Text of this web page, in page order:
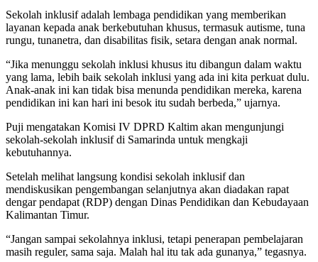
Sekolah inklusif adalah lembaga pendidikan yang memberikan
layanan kepada anak berkebutuhan khusus, termasuk autisme, tuna
rungu, tunanetra, dan disabilitas fisik, setara dengan anak normal.
“Jika menunggu sekolah inklusi khusus itu dibangun dalam waktu
yang lama, lebih baik sekolah inklusi yang ada ini kita perkuat dulu.
Anak-anak ini kan tidak bisa menunda pendidikan mereka, karena
pendidikan ini kan hari ini besok itu sudah berbeda,” ujarnya.
Puji mengatakan Komisi IV DPRD Kaltim akan mengunjungi
sekolah-sekolah inklusif di Samarinda untuk mengkaji
kebutuhannya.
Setelah melihat langsung kondisi sekolah inklusif dan
mendiskusikan pengembangan selanjutnya akan diadakan rapat
dengar pendapat (RDP) dengan Dinas Pendidikan dan Kebudayaan
Kalimantan Timur.
“Jangan sampai sekolahnya inklusi, tetapi penerapan pembelajaran
masih reguler, sama saja. Malah hal itu tak ada gunanya,” tegasnya.